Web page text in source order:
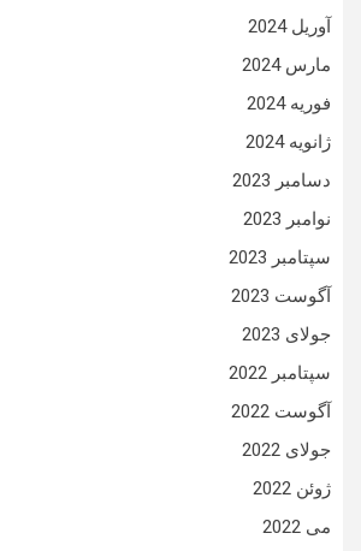
آوریل 2024
مارس 2024
فوریه 2024
ژانویه 2024
دسامبر 2023
نوامبر 2023
سپتامبر 2023
آگوست 2023
جولای 2023
سپتامبر 2022
آگوست 2022
جولای 2022
ژوئن 2022
می 2022